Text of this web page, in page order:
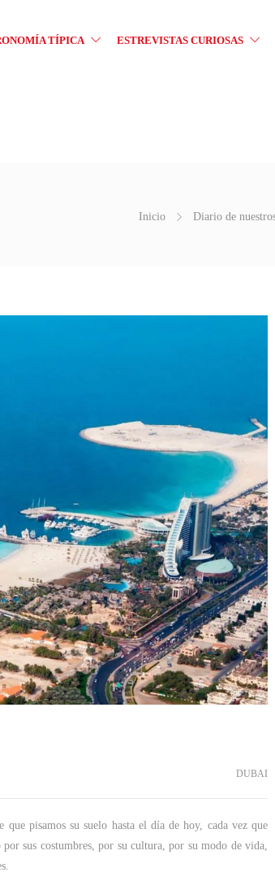
TÍPICA ESTREVISTAS CURIOSAS
Inicio Diario de
DUBAI
que pisamos su suelo hasta el día de hoy, cada vez que
sus costumbres, por su cultura, por su modo de vida,